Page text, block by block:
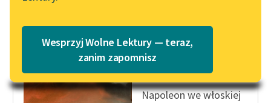
Lektury szkolne i klasyka
literatury do słuchania dla
Katalog w formacie PDF
Wesprzyj Wolne Lektury — teraz,
zanim zapomnisz
Listopadowy
wieczór
Napoleon we włoskiej